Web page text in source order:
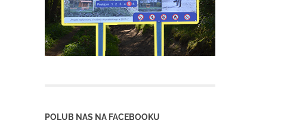
POLUB NAS NA FACEBOOKU